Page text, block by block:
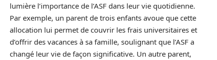
lumière l’importance de l’ASF dans leur vie quotidienne.
Par exemple, un parent de trois enfants avoue que cette
allocation lui permet de couvrir les frais universitaires et
d’offrir des vacances à sa famille, soulignant que l’ASF a
changé leur vie de façon significative. Un autre parent,